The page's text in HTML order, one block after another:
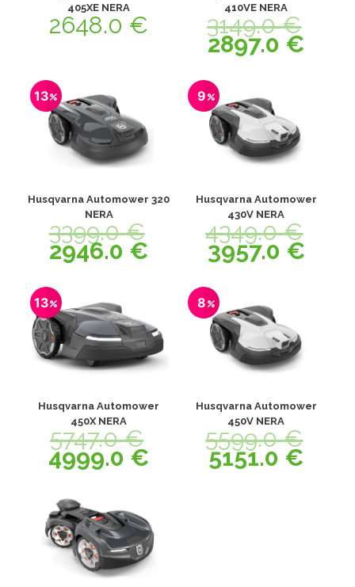
405XE NERA
2648.0 €
410VE NERA
3149.0€
2897.0 €
13
Husqvarna Automower 320
NERA
3399.0€
2946.0 €
9
Husqvarna Automower
430V NERA
4349.0€
3957.0 €
13
Husqvarna Automower
450X NERA
5747.0€
4999.0 €
8
Husqvarna Automower
450V NERA
5599.0€
5151.0 €